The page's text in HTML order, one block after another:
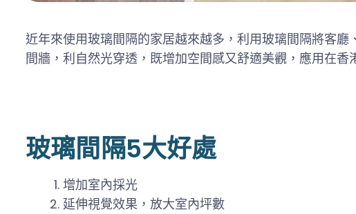
近年來使用玻璃間隔的家居越來越多，利用玻璃間隔將客
間牆，利自然光穿透，既增加空間感又舒適美觀，應用在香
玻璃間隔5大好處
增加室內採光
延伸視覺效果，放大室內坪數